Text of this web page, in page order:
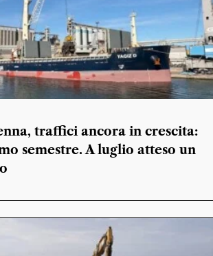
traffici ancora in crescita:
semestre. A luglio atteso un